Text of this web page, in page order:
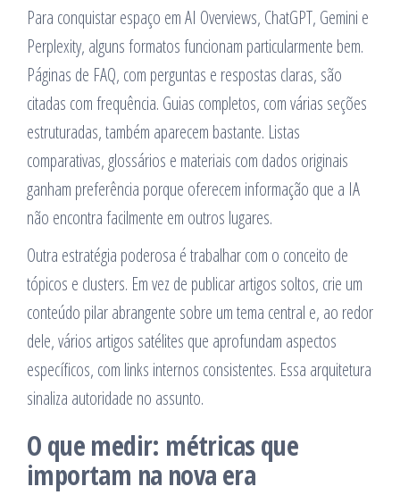
Para conquistar espaço em AI Overviews, ChatGPT, Gemini e
Perplexity, alguns formatos funcionam particularmente bem.
Páginas de FAQ, com perguntas e respostas claras, são
citadas com frequência. Guias completos, com várias seções
estruturadas, também aparecem bastante. Listas
comparativas, glossários e materiais com dados originais
ganham preferência porque oferecem informação que a IA
não encontra facilmente em outros lugares.
Outra estratégia poderosa é trabalhar com o conceito de
tópicos e clusters. Em vez de publicar artigos soltos, crie um
conteúdo pilar abrangente sobre um tema central e, ao redor
dele, vários artigos satélites que aprofundam aspectos
específicos, com links internos consistentes. Essa arquitetura
sinaliza autoridade no assunto.
O que medir: métricas que
importam na nova era